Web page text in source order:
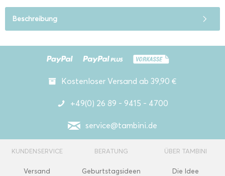
Beschreibung
Kostenloser Versand ab 39,90 €
+49(0) 26 89 - 9415 - 4700
service@tambini.de
KUNDENSERVICE
Versand
BERATUNG
Geburtstagsideen
ÜBER TAMBINI
Die Idee